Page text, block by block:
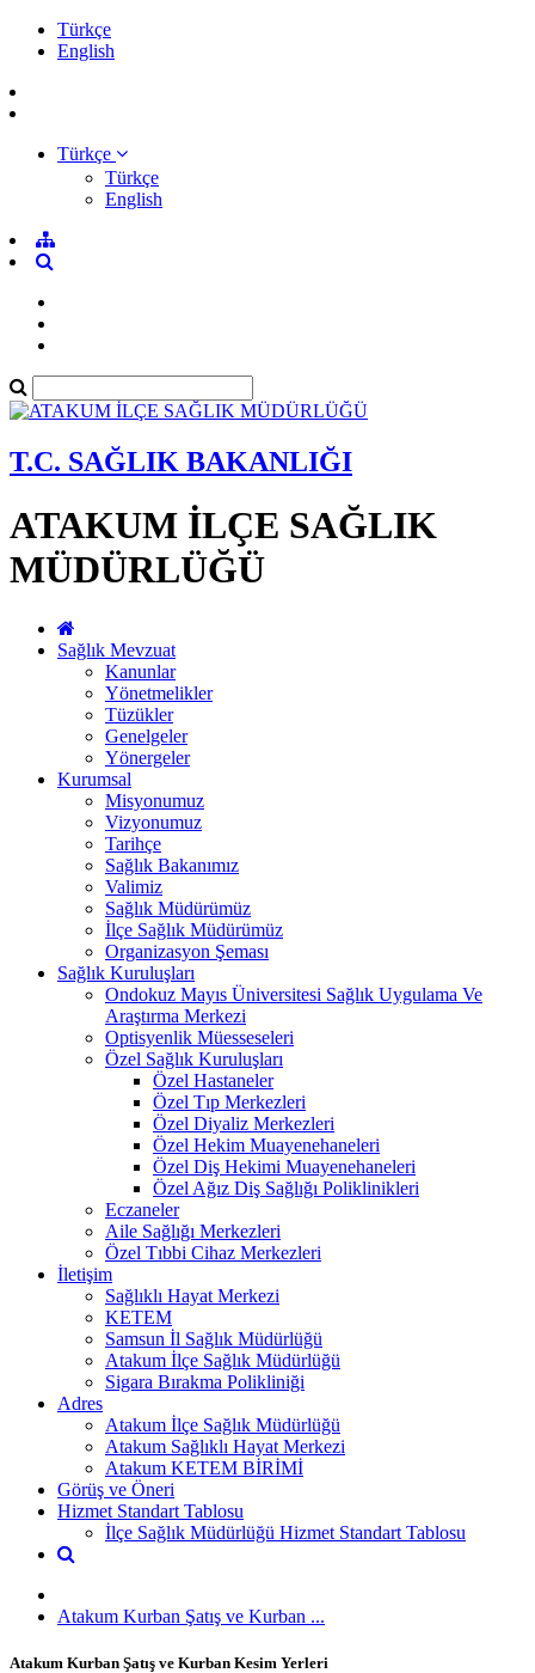
Türkçe
English
Türkçe
Türkçe
English
T.C. SAĞLIK BAKANLIĞI
ATAKUM İLÇE SAĞLIK
MÜDÜRLÜĞÜ
Sağlık Mevzuat
Kanunlar
Yönetmelikler
Tüzükler
Genelgeler
Yönergeler
Kurumsal
Misyonumuz
Vizyonumuz
Tarihçe
Sağlık Bakanımız
Valimiz
Sağlık Müdürümüz
İlçe Sağlık Müdürümüz
Organizasyon Şeması
Sağlık Kuruluşları
Ondokuz Mayıs Üniversitesi Sağlık Uygulama Ve
Araştırma Merkezi
Optisyenlik Müesseseleri
Özel Sağlık Kuruluşları
Özel Hastaneler
Özel Tıp Merkezleri
Özel Diyaliz Merkezleri
Özel Hekim Muayenehaneleri
Özel Diş Hekimi Muayenehaneleri
Özel Ağız Diş Sağlığı Poliklinikleri
Eczaneler
Aile Sağlığı Merkezleri
Özel Tıbbi Cihaz Merkezleri
İletişim
Sağlıklı Hayat Merkezi
KETEM
Samsun İl Sağlık Müdürlüğü
Atakum İlçe Sağlık Müdürlüğü
Sigara Bırakma Polikliniği
Adres
Atakum İlçe Sağlık Müdürlüğü
Atakum Sağlıklı Hayat Merkezi
Atakum KETEM BİRİMİ
Görüş ve Öneri
Hizmet Standart Tablosu
İlçe Sağlık Müdürlüğü Hizmet Standart Tablosu
Atakum Kurban Şatış ve Kurban ...
Atakum Kurban Şatış ve Kurban Kesim Yerleri